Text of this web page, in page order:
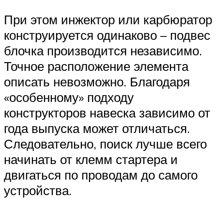
При этом инжектор или карбюратор
конструируется одинаково – подвес
блочка производится независимо.
Точное расположение элемента
описать невозможно. Благодаря
«особенному» подходу
конструкторов навеска зависимо от
года выпуска может отличаться.
Следовательно, поиск лучше всего
начинать от клемм стартера и
двигаться по проводам до самого
устройства.